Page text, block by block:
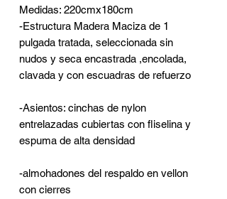
Medidas: 220cmx180cm
-Estructura Madera Maciza de 1
pulgada tratada, seleccionada sin
nudos y seca encastrada ,encolada,
clavada y con escuadras de refuerzo
-Asientos: cinchas de nylon
entrelazadas cubiertas con fliselina y
espuma de alta densidad
-almohadones del respaldo en vellon
con cierres